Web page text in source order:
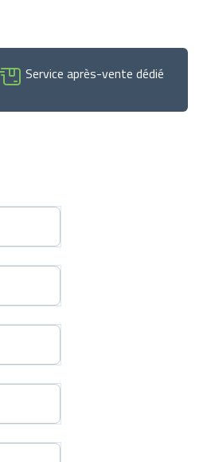
Service après-vente dédié